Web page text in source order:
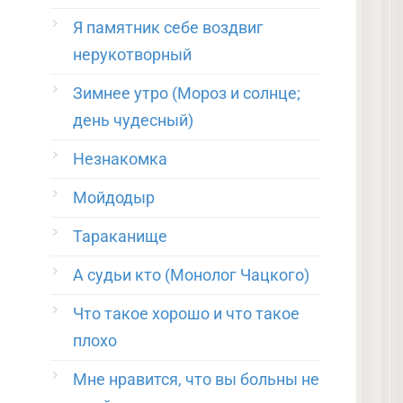
Я памятник себе воздвиг
нерукотворный
Зимнее утро (Мороз и солнце;
день чудесный)
Незнакомка
Мойдодыр
Тараканище
А судьи кто (Монолог Чацкого)
Что такое хорошо и что такое
плохо
Мне нравится, что вы больны не